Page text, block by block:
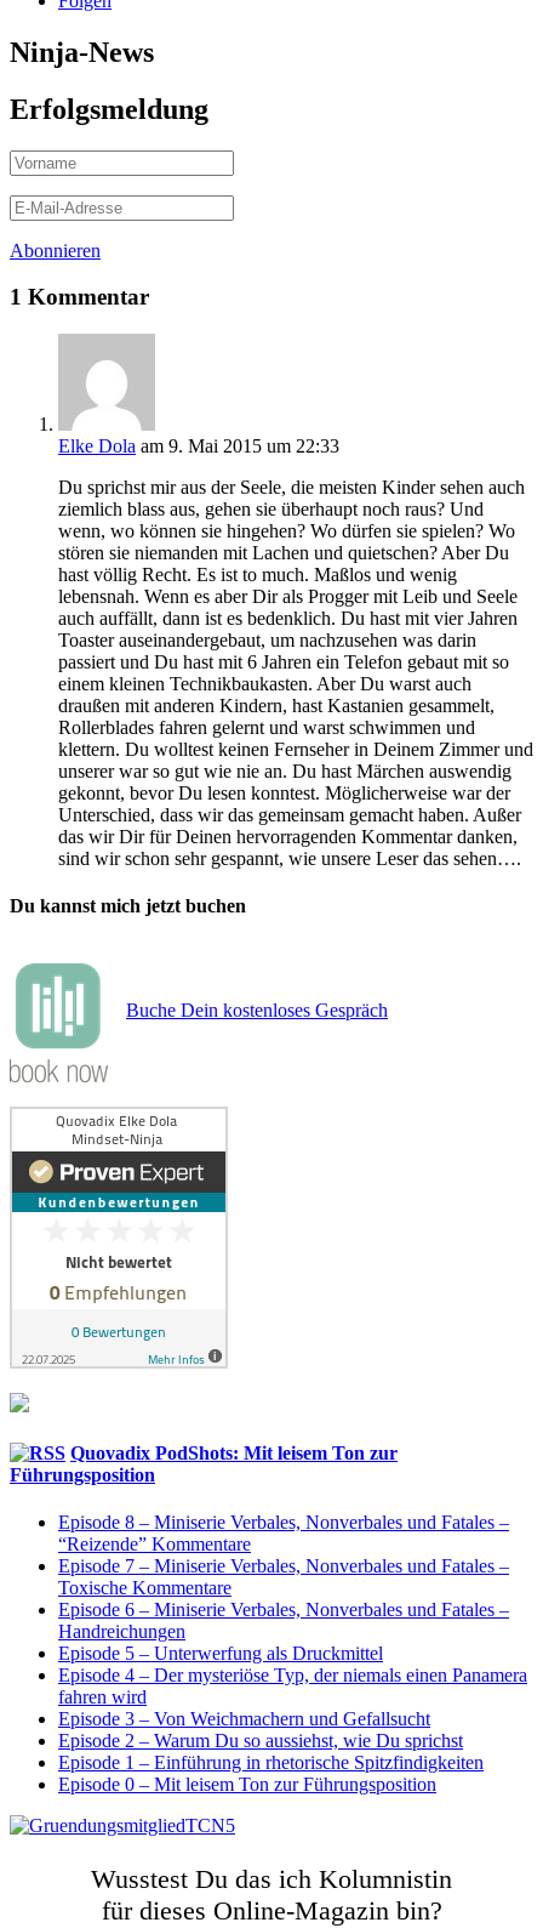
Ninja-News
Erfolgsmeldung
Abonnieren
1 Kommentar
Elke Dola am 9. Mai 2015 um 22:33
Du sprichst mir aus der Seele, die meisten Kinder sehen auch
ziemlich blass aus, gehen sie überhaupt noch raus? Und
wenn, wo können sie hingehen? Wo dürfen sie spielen? Wo
stören sie niemanden mit Lachen und quietschen? Aber Du
hast völlig Recht. Es ist to much. Maßlos und wenig
lebensnah. Wenn es aber Dir als Progger mit Leib und Seele
auch auffällt, dann ist es bedenklich. Du hast mit vier Jahren
Toaster auseinandergebaut, um nachzusehen was darin
passiert und Du hast mit 6 Jahren ein Telefon gebaut mit so
einem kleinen Technikbaukasten. Aber Du warst auch
draußen mit anderen Kindern, hast Kastanien gesammelt,
Rollerblades fahren gelernt und warst schwimmen und
klettern. Du wolltest keinen Fernseher in Deinem Zimmer und
unserer war so gut wie nie an. Du hast Märchen auswendig
gekonnt, bevor Du lesen konntest. Möglicherweise war der
Unterschied, dass wir das gemeinsam gemacht haben. Außer
das wir Dir für Deinen hervorragenden Kommentar danken,
sind wir schon sehr gespannt, wie unsere Leser das sehen….
Du kannst mich jetzt buchen
Buche Dein kostenloses Gespräch
Quovadix PodShots: Mit leisem Ton zur
Führungsposition
Episode 8 – Miniserie Verbales, Nonverbales und Fatales –
“Reizende” Kommentare
Episode 7 – Miniserie Verbales, Nonverbales und Fatales –
Toxische Kommentare
Episode 6 – Miniserie Verbales, Nonverbales und Fatales –
Handreichungen
Episode 5 – Unterwerfung als Druckmittel
Episode 4 – Der mysteriöse Typ, der niemals einen Panamera
fahren wird
Episode 3 – Von Weichmachern und Gefallsucht
Episode 2 – Warum Du so aussiehst, wie Du sprichst
Episode 1 – Einführung in rhetorische Spitzfindigkeiten
Episode 0 – Mit leisem Ton zur Führungsposition
Wusstest Du das ich Kolumnistin
für dieses Online-Magazin bin?